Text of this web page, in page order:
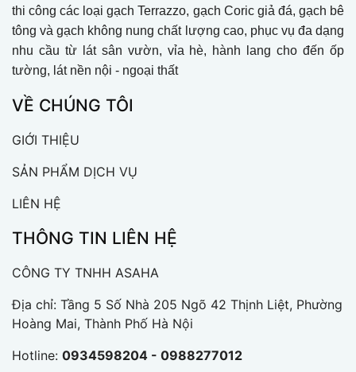
thi công các loại gạch Terrazzo, gạch Coric giả đá, gạch bê
tông và gạch không nung chất lượng cao, phục vụ đa dạng
nhu cầu từ lát sân vườn, vỉa hè, hành lang cho đến ốp
tường, lát nền nội - ngoại thất
VỀ CHÚNG TÔI
GIỚI THIỆU
SẢN PHẨM DỊCH VỤ
LIÊN HỆ
THÔNG TIN LIÊN HỆ
CÔNG TY TNHH ASAHA
Địa chỉ: Tầng 5 Số Nhà 205 Ngõ 42 Thịnh Liệt, Phường
Hoàng Mai, Thành Phố Hà Nội
Hotline: 0934598204 - 0988277012